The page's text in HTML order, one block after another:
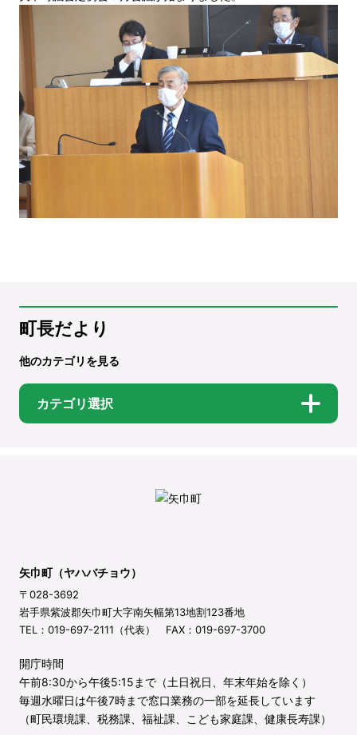
町長だより
他のカテゴリを見る
カテゴリ選択
矢巾町（ヤハバチョウ）
〒028-3692
岩手県紫波郡矢巾町大字南矢幅第13地割123番地
TEL：019-697-2111（代表） FAX：019-697-3700
開庁時間
午前8:30から午後5:15まで（土日祝日、年末年始を除く）
毎週水曜日は午後7時まで窓口業務の一部を延長しています
（町民環境課、税務課、福祉課、こども家庭課、健康長寿課）